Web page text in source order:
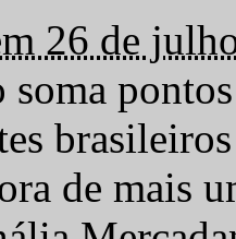
26 de
soma
de mais